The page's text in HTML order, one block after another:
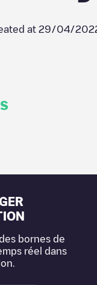
at 29/04/
bornes de
réel dans